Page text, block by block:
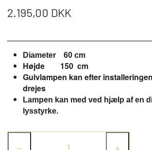
DAYBED/
ENTRE
BELYSNING
REOLER
VÆGPANELER
SPEJLE
VÆGPANELER
SPEJLE
AFHENTNING
MONTERING &
OM OS
2.195,00 DKK
Diameter 60 cm
Højde 150 cm
Gulvlampen kan efter
drejes
Lampen kan med ved hjælp af en
lysstyrke.